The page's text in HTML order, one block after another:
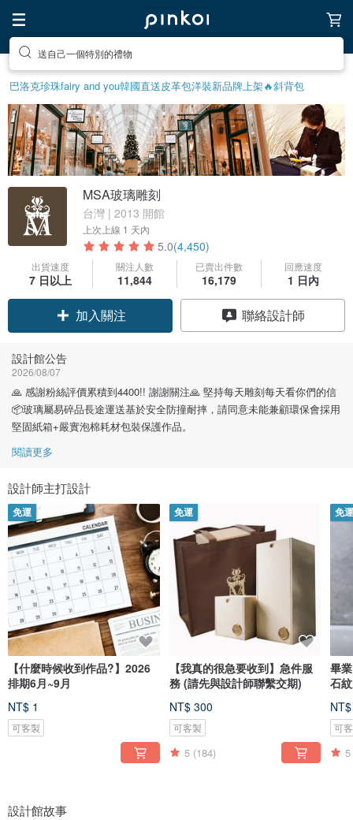
送自己一個特別的禮物
巴洛克珍珠fairy and you韓國直送皮革包洋裝新品牌上架🔥斜背包
MSA玻璃雕刻
台灣 | 2013 開館
上次上線 1 天內
5.0(4,450)
出貨速度
7 日以上
關注人數
11,844
已賣出件數
16,179
回應速度
1 日內
加入關注 聯絡設計師
設計館公告
2026/08/07
🙏 感謝粉絲評價累積到4400!! 謝謝關注🙏 堅持每天雕刻每天看你們的信
📦玻璃屬易碎品長途運送基於安全防撞耐摔，請同意未能兼顧環保會採用
堅固紙箱+嚴實泡棉耗材包裝保護作品。
閱讀更多
設計師主打設計
免運
【什麼時候收到作品?】2026
排期6月~9月
NT$ 1
可客製
免運
【我真的很急要收到】急件服
務 (請先與設計師聯繫交期)
NT$ 300
可客製
5 (184)
免
畢
石
可
5
設計館故事